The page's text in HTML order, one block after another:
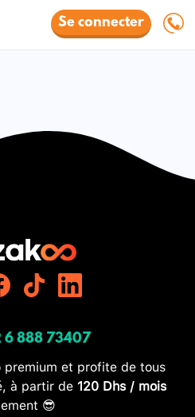
Se connecter
6 888 73407
et profite de tous
à partir de 120 Dhs / mois
😎